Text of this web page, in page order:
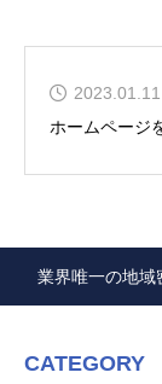
2023.01.11
ホームページ
業界唯一の地域
CATEGORY